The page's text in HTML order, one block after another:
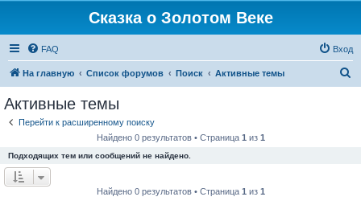
Сказка о Золотом Веке
FAQ Вход
На главную Список форумов Поиск Активные темы
Активные темы
Перейти к расширенному поиску
Найдено 0 результатов • Страница 1 из 1
Подходящих тем или сообщений не найдено.
Найдено 0 результатов • Страница 1 из 1